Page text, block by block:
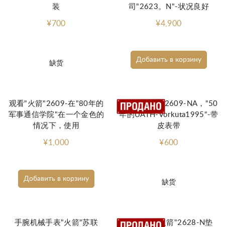
缺货
装
¥700
Добавить в корзину
司"2623。N"-状况良好
¥4,900
Добавить в корзину
观看"火箭"2609-在"80年的
军事通信学院"在一个金色的
情况下，使用
¥1,000
缺货
机械表"火箭"2609-NA，"50
年的UATH-Vorkuta1995"-带
皮表带
¥600
手腕机械手表"火箭"苏联
机械手表"火箭"2628-N垫